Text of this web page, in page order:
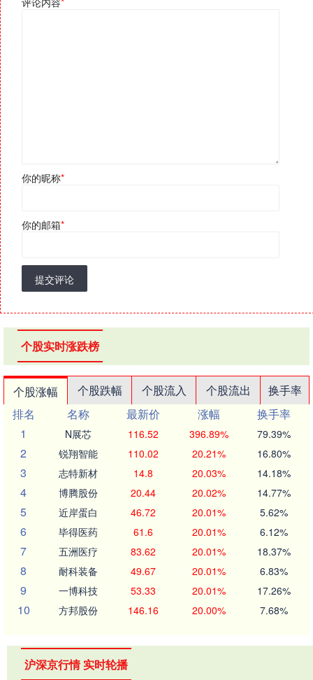
你的昵称*
你的邮箱*
提交评论
个股实时涨跌榜
个股涨幅 个股跌幅 个股流入 个股流出
换手率
排名
名称 最新价 涨幅
换手率
1
N展芯 116.52 396.89% 79.39%
2 锐翔智能 110.02 20.21% 16.80%
3 志特新材 14.8 20.03% 14.18%
4 博腾股份 20.44 20.02% 14.77%
5 近岸蛋白 46.72 20.01% 5.62%
6 毕得医药 61.6 20.01% 6.12%
7 五洲医疗 83.62 20.01% 18.37%
8 耐科装备 49.67 20.01% 6.83%
9 一博科技 53.33 20.01% 17.26%
10 方邦股份 146.16 20.00% 7.68%
沪深京行情 实时轮播